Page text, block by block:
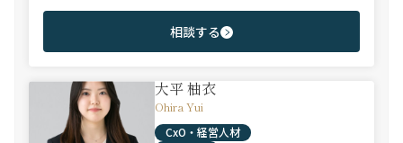
相談する
大平 柚衣
Ohira Yui
CxO・経営人材